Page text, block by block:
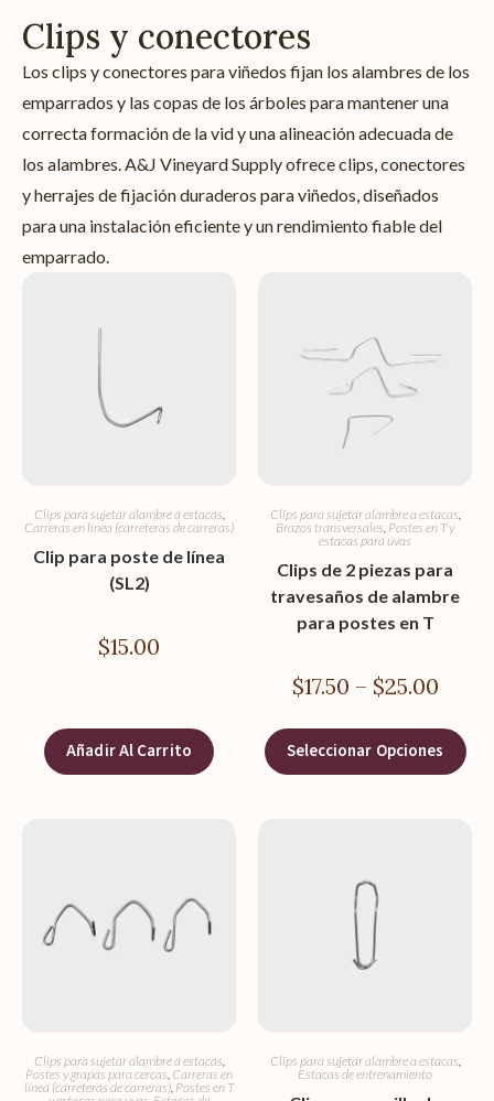
Clips y conectores
Los clips y conectores para viñedos fijan los alambres de los
emparrados y las copas de los árboles para mantener una
correcta formación de la vid y una alineación adecuada de
los alambres. A&J Vineyard Supply ofrece clips, conectores
y herrajes de fijación duraderos para viñedos, diseñados
para una instalación eficiente y un rendimiento fiable del
emparrado.
Clips para sujetar alambre a estacas,
Carreras en línea (carreteras de carreras)
Clip para poste de línea
(SL2)
$15.00
Añadir Al Carrito
Clips para sujetar alambre a estacas,
Brazos transversales, Postes en T y
estacas para uvas
Clips de 2 piezas para
travesaños de alambre
para postes en T
$17.50 – $25.00
Seleccionar Opciones
Clips para sujetar alambre a estacas,
Postes y grapas para cercas, Carreras en
línea (carreteras de carreras), Postes en T
Clips para sujetar alambre a estacas,
Estacas de entrenamiento